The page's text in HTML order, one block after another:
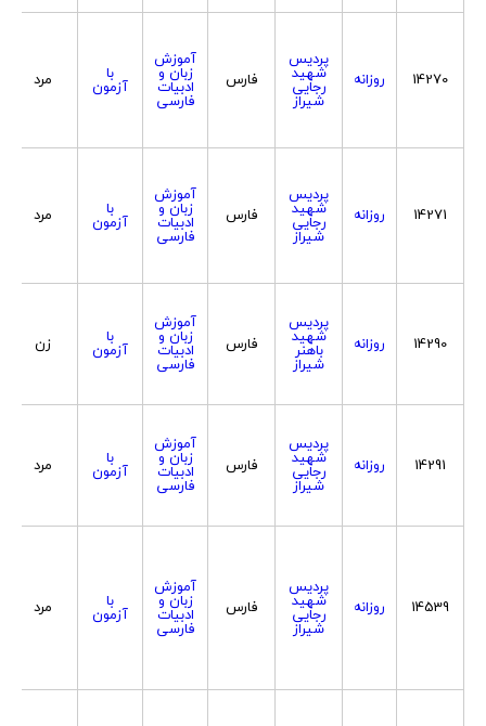
14270 روزانه
پردیس
شهید
رجایی
شیراز
فارس
آموزش
زبان و
ادبیات
فارسی
با
آزمون مرد
14271 روزانه
پردیس
شهید
رجایی
شیراز
فارس
آموزش
زبان و
ادبیات
فارسی
با
آزمون مرد
14290 روزانه
پردیس
شهید
باهنر
شیراز
فارس
آموزش
زبان و
ادبیات
فارسی
با
آزمون زن
14291 روزانه
پردیس
شهید
رجایی
شیراز
فارس
آموزش
زبان و
ادبیات
فارسی
با
آزمون مرد
14539 روزانه
پردیس
شهید
رجایی
شیراز
فارس
آموزش
زبان و
ادبیات
فارسی
با
آزمون مرد